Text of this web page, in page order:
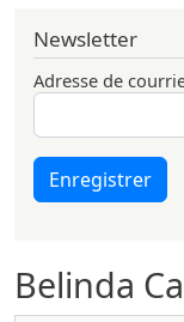
Belinda
Newsletter
Adresse de
Enregistrer